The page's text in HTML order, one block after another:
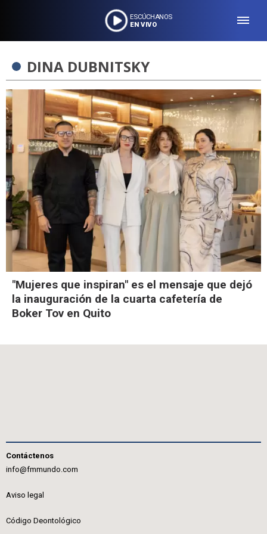
ESCÚCHANOS
EN VIVO
DINA DUBNITSKY
"Mujeres que inspiran" es el mensaje que dejó
la inauguración de la cuarta cafetería de
Boker Tov en Quito
Contáctenos
info@fmmundo.com
Aviso legal
Código Deontológico